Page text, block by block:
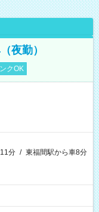
夜勤）
クOK
分 / 東福間駅から車8分